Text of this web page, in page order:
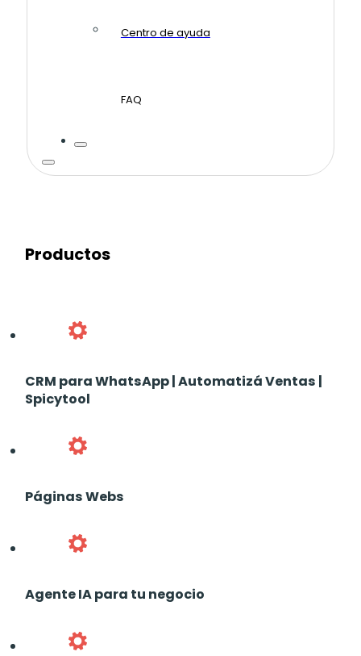
Centro de ayuda
FAQ
Productos
CRM para WhatsApp | Automatizá Ventas |
Spicytool
Páginas Webs
Agente IA para tu negocio